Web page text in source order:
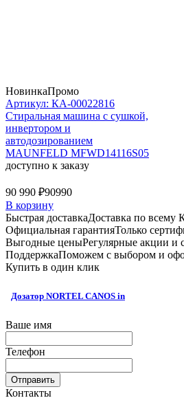
НовинкаПромо
Артикул: КА-00022816
Стиральная машина c сушкой,
инвертором и
автодозированием
MAUNFELD MFWD14116S05
доступно к заказу
90 990 ₽90990
В корзину
Быстрая доставкаДоставка по всему
Официальная гарантияТолько
Выгодные ценыРегулярные акции и
ПоддержкаПоможем с выбором и
Купить в один клик
Дозатор NORTEL CANOS in
Ваше имя
Телефон
Отправить
Контакты